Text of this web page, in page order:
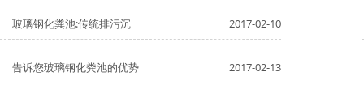
玻璃钢化粪池:传统排污沉 2017-02-10
告诉您玻璃钢化粪池的优势 2017-02-13